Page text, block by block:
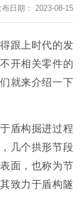
布日期： 2023-08-15
跟上时代的发
开相关零件的
就来介绍一下
盾构掘进过程
几个拱形节段
面，也称为节
致力于盾构隧